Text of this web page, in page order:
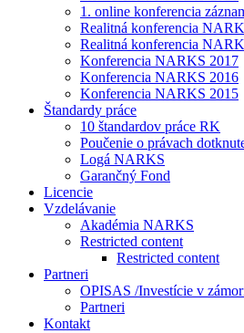
1. online konferencia
Realitná konferencia
Realitná konferencia
Konferencia NARKS 2017
Konferencia NARKS 2016
Konferencia NARKS 2015
Štandardy práce
10 štandardov práce RK
Poučenie o právach
Logá NARKS
Garančný Fond
Licencie
Vzdelávanie
Akadémia NARKS
Restricted content
Restricted content
Partneri
OPISAS /Investície v
Partneri
Kontakt